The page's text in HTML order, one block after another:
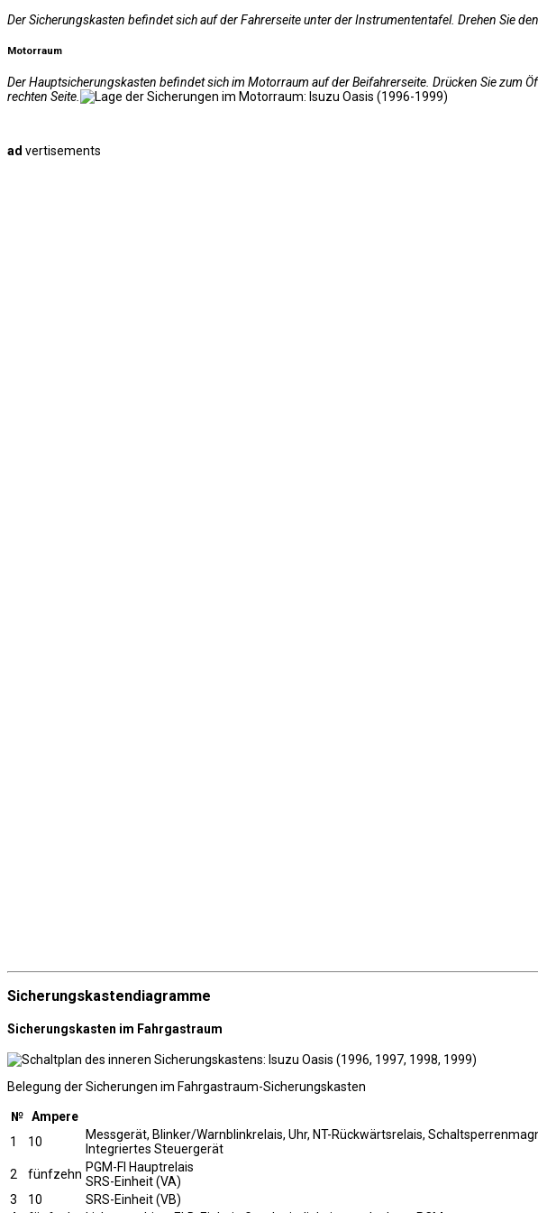
Der Sicherungskasten befindet sich auf der Fahrerseite unter der Instrumententafel. Drehen Sie
Motorraum
Der Hauptsicherungskasten befindet sich im Motorraum auf der Beifahrerseite. Drücken Sie zum
rechten Seite.
ad vertisements
Sicherungskastendiagramme
Sicherungskasten im Fahrgastraum
Belegung der Sicherungen im Fahrgastraum-Sicherungskasten
№ Ampere
1
10
Messgerät, Blinker/Warnblinkrelais, Uhr, NT-Rückwärtsrelais,
Integriertes Steuergerät
2
fünfzehn PGM-FI Hauptrelais
SRS-Einheit (VA)
3
10
SRS-Einheit (VB)